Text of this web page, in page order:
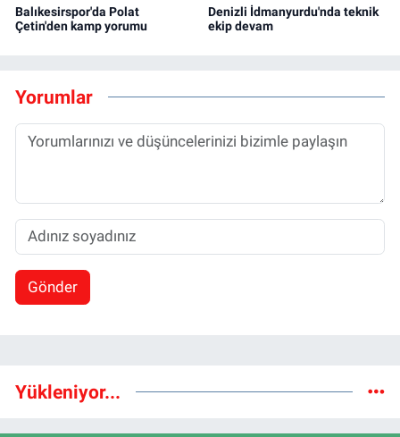
Balıkesirspor'da Polat
Çetin'den kamp yorumu
Denizli İdmanyurdu'nda teknik
ekip devam
Yorumlar
Gönder
Yükleniyor...